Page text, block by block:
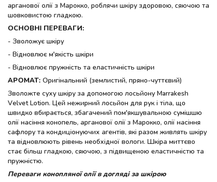
арганової олії з Марокко, роблячи шкіру здоровою, сяючою та
шовковистою гладкою.
ОСНОВНІ ПЕРЕВАГИ:
- Зволожує шкіру
- Відновлює м'якість шкіри
- Відновлює пружність та еластичність шкіри
АРОМАТ: Оригінальний (землистий, пряно-чуттєвий)
Зволожте суху шкіру за допомогою лосьйону Marrakesh
Velvet Lotion. Цей нежирний лосьйон для рук і тіла, що
швидко вбирається, збагачений пом'якшувальною сумішшю
олії насіння конопель, арганової олії з Марокко, олії насіння
сафлору та кондиціонуючих агентів, які разом живлять шкіру
та відновлюють рівень необхідної вологи. Шкіра миттєво
стає більш гладкою, сяючою, з підвищеною еластичністю та
пружністю.
Переваги конопляної олії в догляді за шкірою